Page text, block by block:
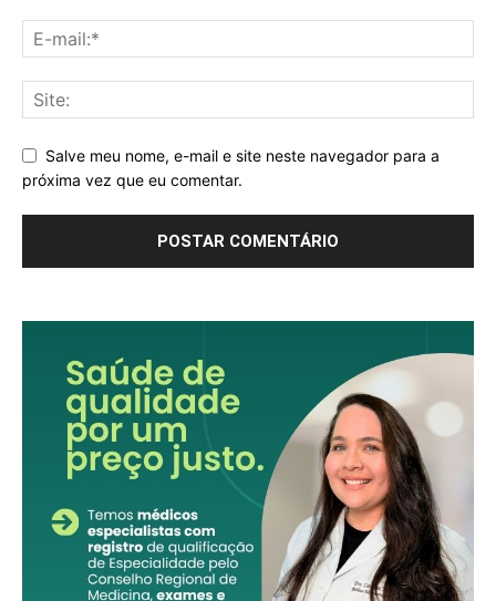
Salve meu nome, e-mail e site neste navegador para a
próxima vez que eu comentar.